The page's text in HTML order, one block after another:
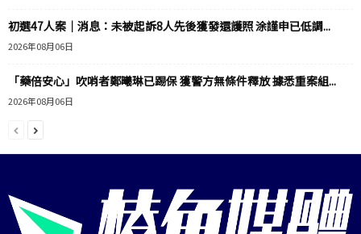
初選47人案｜消息：未被起訴8人先後獲發還護照 涂謹申已低調...
2026年08月06日
「藥倍安心」吹哨者鄭曦琳已踢保 獲警方無條件釋放 據悉重案組...
2026年08月06日